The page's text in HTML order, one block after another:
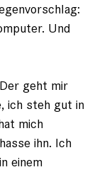
Und
geht mir
ich steh gut in
mich
ihn. Ich
einem